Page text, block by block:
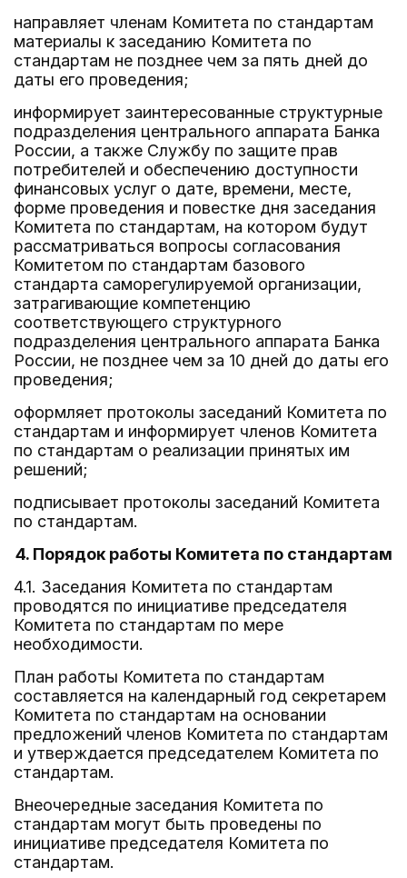
направляет членам Комитета по стандартам
материалы к заседанию Комитета по
стандартам не позднее чем за пять дней до
даты его проведения;
информирует заинтересованные структурные
подразделения центрального аппарата Банка
России, а также Службу по защите прав
потребителей и обеспечению доступности
финансовых услуг о дате, времени, месте,
форме проведения и повестке дня заседания
Комитета по стандартам, на котором будут
рассматриваться вопросы согласования
Комитетом по стандартам базового
стандарта саморегулируемой организации,
затрагивающие компетенцию
соответствующего структурного
подразделения центрального аппарата Банка
России, не позднее чем за 10 дней до даты его
проведения;
оформляет протоколы заседаний Комитета по
стандартам и информирует членов Комитета
по стандартам о реализации принятых им
решений;
подписывает протоколы заседаний Комитета
по стандартам.
4. Порядок работы Комитета по стандартам
4.1. Заседания Комитета по стандартам
проводятся по инициативе председателя
Комитета по стандартам по мере
необходимости.
План работы Комитета по стандартам
составляется на календарный год секретарем
Комитета по стандартам на основании
предложений членов Комитета по стандартам
и утверждается председателем Комитета по
стандартам.
Внеочередные заседания Комитета по
стандартам могут быть проведены по
инициативе председателя Комитета по
стандартам.